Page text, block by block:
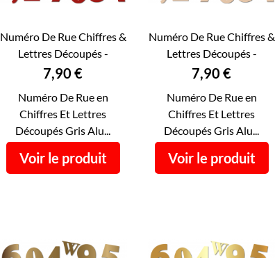
APERÇU RAPIDE
Numéro De Rue Chiffres &
Lettres Découpés -
Numéro De Maison...
Prix
7,90 €
Numéro De Rue en
Chiffres Et Lettres
Découpés Gris Alu...
Voir le produit
APERÇU RAPIDE
Numéro De Rue Chiffres &
Lettres Découpés -
Numéro De Maison...
Prix
7,90 €
Numéro De Rue en
Chiffres Et Lettres
Découpés Gris Alu...
Voir le produit